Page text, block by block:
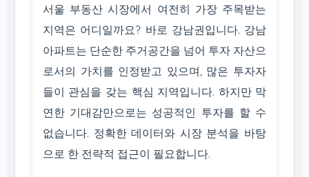
서울 부동산 시장에서 여전히 가장 주목받는
지역은 어디일까요? 바로 강남권입니다. 강남
아파트는 단순한 주거공간을 넘어 투자 자산으
로서의 가치를 인정받고 있으며, 많은 투자자
들이 관심을 갖는 핵심 지역입니다. 하지만 막
연한 기대감만으로는 성공적인 투자를 할 수
없습니다. 정확한 데이터와 시장 분석을 바탕
으로 한 전략적 접근이 필요합니다.